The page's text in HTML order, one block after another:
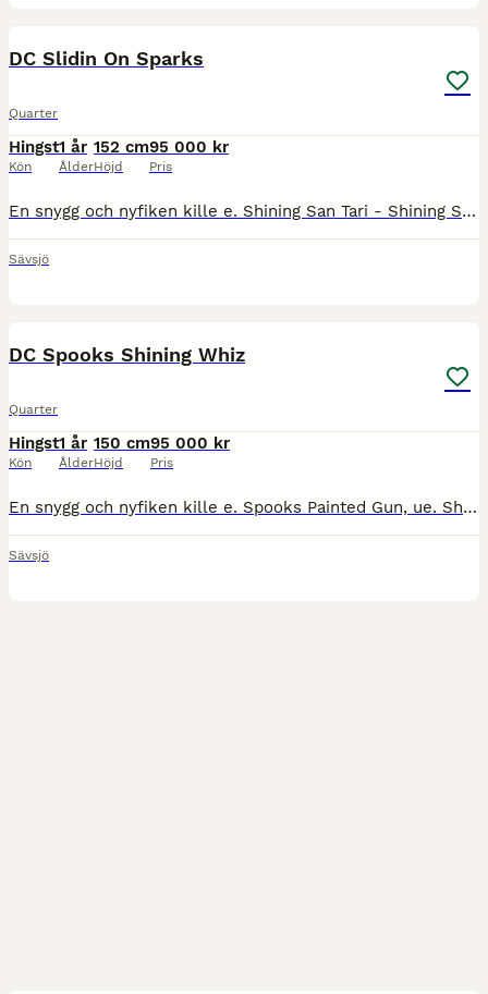
DC Slidin On Sparks
Quarter
Hingst
Kön
1 år
Ålder
152 cm
Höjd
95 000 kr
Pris
En snygg och nyfiken kille e. Shining San Tari - Shining Spark, ue. Smart Chic Olena Registrerad i AQHA och är regelbundet verkad, avmaskad och transportvan. Åker mycket mellan våra olika beten. Upp
Sävsjö
DC Spooks Shining Whiz
Quarter
Hingst
Kön
1 år
Ålder
150 cm
Höjd
95 000 kr
Pris
En snygg och nyfiken kille e. Spooks Painted Gun, ue. Shining Fox - Shining Spark Registrerad i AQHA och APHA och är regelbundet verkad, avmaskad och transportvan. Åker mycket mellan våra olika beten
Sävsjö